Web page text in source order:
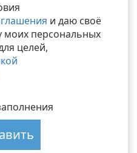
и даю своё
моих персональных
целей,